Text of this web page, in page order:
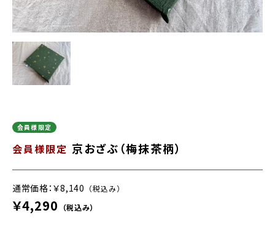
会員様限定
会員様限定 京おざぶ（梅抹茶柄）
通常価格：￥8,140 （税込み）
￥4,290 （税込み）